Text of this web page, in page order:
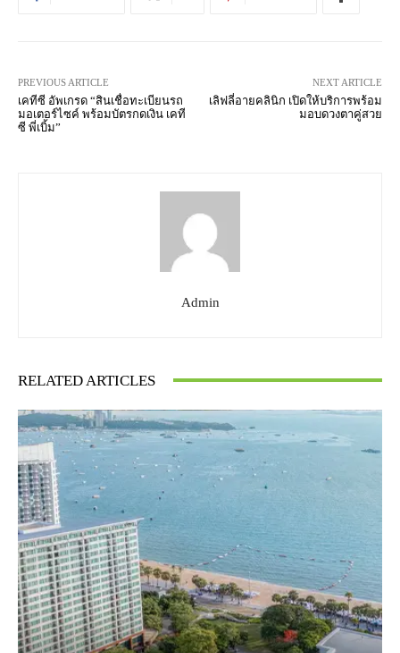
PREVIOUS ARTICLE
เคทีซี อัพเกรด “สินเชื่อทะเบียนรถ
มอเตอร์ไซค์ พร้อมบัตรกดเงิน เคที
ซี พี่เบิ้ม”
NEXT ARTICLE
เลิฟลี่อายคลินิก เปิดให้บริการพร้อม
มอบดวงตาคู่สวย
Admin
RELATED ARTICLES